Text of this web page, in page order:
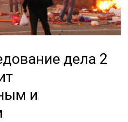
дела 2
и